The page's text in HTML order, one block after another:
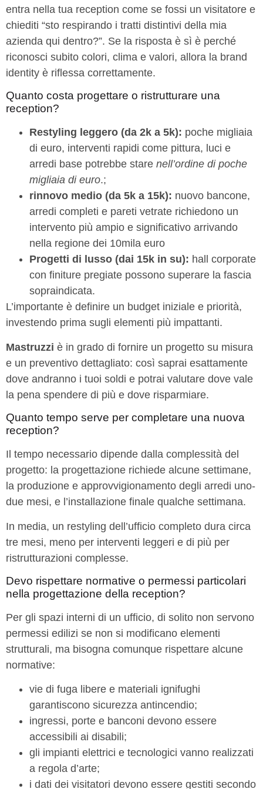
entra nella tua reception come se fossi un visitatore e
chiediti “sto respirando i tratti distintivi della mia
azienda qui dentro?”. Se la risposta è sì è perché
riconosci subito colori, clima e valori, allora la brand
identity è riflessa correttamente.
Quanto costa progettare o ristrutturare una
reception?
Restyling leggero (da 2k a 5k): poche migliaia
di euro, interventi rapidi come pittura, luci e
arredi base potrebbe stare nell’ordine di poche
migliaia di euro.;
rinnovo medio (da 5k a 15k): nuovo bancone,
arredi completi e pareti vetrate richiedono un
intervento più ampio e significativo arrivando
nella regione dei 10mila euro
Progetti di lusso (dai 15k in su): hall corporate
con finiture pregiate possono superare la fascia
sopraindicata.
L’importante è definire un budget iniziale e priorità,
investendo prima sugli elementi più impattanti.
Mastruzzi è in grado di fornire un progetto su misura
e un preventivo dettagliato: così saprai esattamente
dove andranno i tuoi soldi e potrai valutare dove vale
la pena spendere di più e dove risparmiare.
Quanto tempo serve per completare una nuova
reception?
Il tempo necessario dipende dalla complessità del
progetto: la progettazione richiede alcune settimane,
la produzione e approvvigionamento degli arredi uno-
due mesi, e l’installazione finale qualche settimana.
In media, un restyling dell’ufficio completo dura circa
tre mesi, meno per interventi leggeri e di più per
ristrutturazioni complesse.
Devo rispettare normative o permessi particolari
nella progettazione della reception?
Per gli spazi interni di un ufficio, di solito non servono
permessi edilizi se non si modificano elementi
strutturali, ma bisogna comunque rispettare alcune
normative:
vie di fuga libere e materiali ignifughi
garantiscono sicurezza antincendio;
ingressi, porte e banconi devono essere
accessibili ai disabili;
gli impianti elettrici e tecnologici vanno realizzati
a regola d’arte;
i dati dei visitatori devono essere gestiti secondo